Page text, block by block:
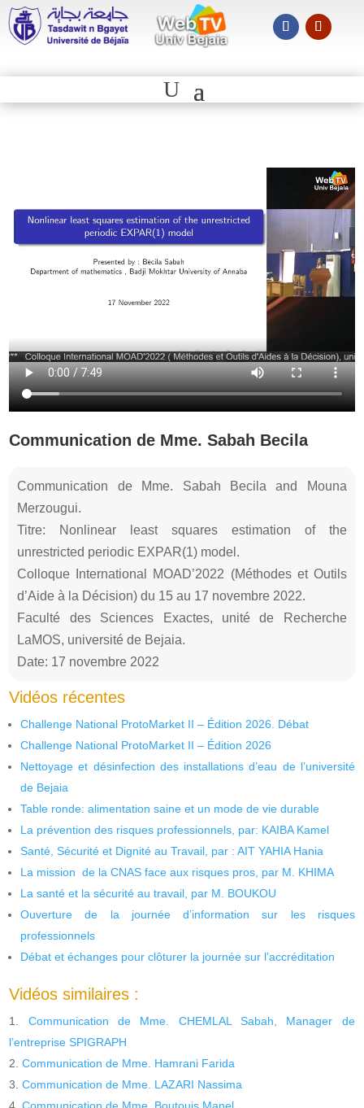
Communication de Mme. Sabah Becila
Communication de Mme. Sabah Becila and Mouna
Merzougui.
Titre: Nonlinear least squares estimation of the
unrestricted periodic EXPAR(1) model.
Colloque International MOAD’2022 (Méthodes et Outils
d’Aide à la Décision) du 15 au 17 novembre 2022.
Faculté des Sciences Exactes, unité de Recherche
LaMOS, université de Bejaia.
Date: 17 novembre 2022
Vidéos récentes
Challenge National ProtoMarket II – Édition 2026. Débat
Challenge National ProtoMarket II – Édition 2026
Nettoyage et désinfection des installations d’eau de l’université
de Bejaia
Table ronde: alimentation saine et un mode de vie durable
La prévention des risques professionnels, par: KAIBA Kamel
Santé, Sécurité et Dignité au Travail, par : AIT YAHIA Hania
La mission de la CNAS face aux risques pros, par M. KHIMA
La santé et la sécurité au travail, par M. BOUKOU
Ouverture de la journée d’information sur les risques
professionnels
Débat et échanges pour clôturer la journée sur l’accréditation
Vidéos similaires :
Communication de Mme. CHEMLAL Sabah, Manager de
l’entreprise SPIGRAPH
Communication de Mme. Hamrani Farida
Communication de Mme. LAZARI Nassima
Communication de Mme. Boutouis Manel.